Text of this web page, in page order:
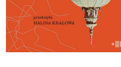
E-BOOK DO
KOSZYKA